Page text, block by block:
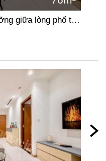
Trải nghiệm sống nghỉ dưỡng giữa lòng phố tại căn hộ 2 phòng ngủ Vinhomes Central Park